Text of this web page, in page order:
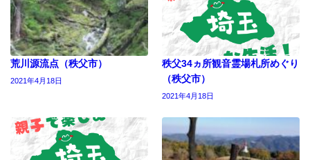
荒川源流点（秩父市）
2021年4月18日
秩父34ヵ所観音霊場札所めぐり
（秩父市）
2021年4月18日